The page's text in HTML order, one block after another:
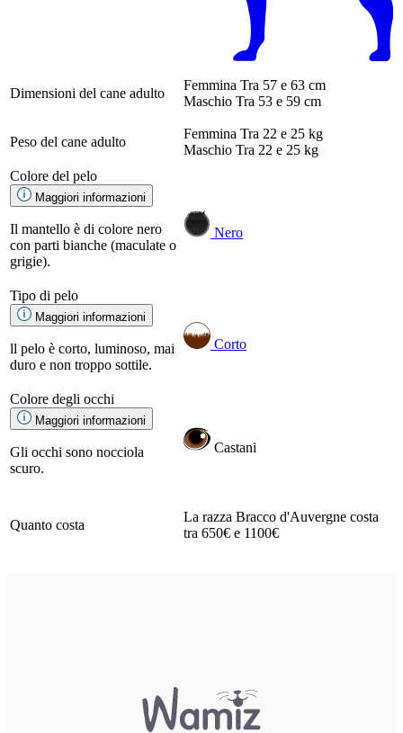
Dimensioni del cane adulto
Femmina Tra 57 e 63 cm
Maschio Tra 53 e 59 cm
Peso del cane adulto
Femmina Tra 22 e 25 kg
Maschio Tra 22 e 25 kg
Colore del pelo
Maggiori informazioni
Il mantello è di colore nero
con parti bianche (maculate o
grigie).
Nero
Tipo di pelo
Maggiori informazioni
ll pelo è corto, luminoso, mai
duro e non troppo sottile.
Corto
Colore degli occhi
Maggiori informazioni
Gli occhi sono nocciola
scuro.
Castani
Quanto costa
La razza Bracco d'Auvergne costa
tra 650€ e 1100€